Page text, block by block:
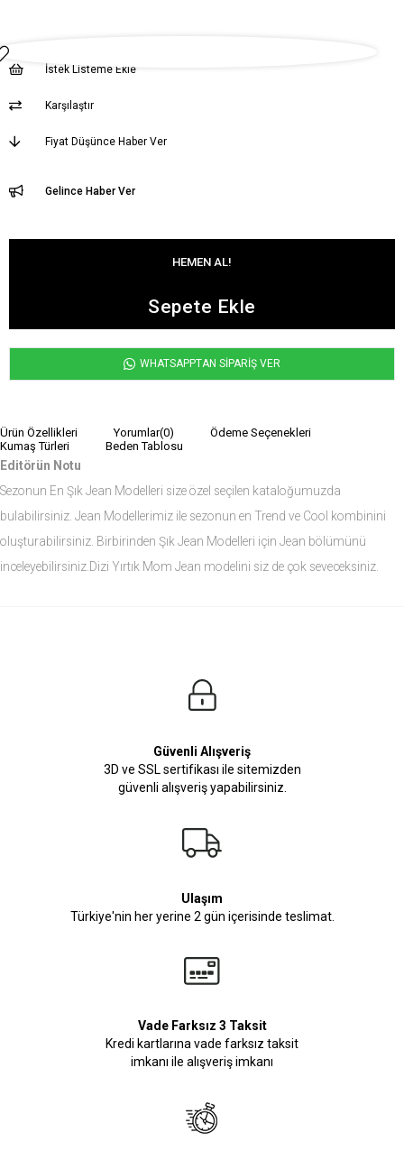
İstek Listeme Ekle
Karşılaştır
Fiyat Düşünce Haber Ver
Gelince Haber Ver
WHATSAPPTAN SİPARİŞ VER
Ürün Özellikleri Yorumlar(0)
Ödeme Seçenekleri
Kumaş Türleri
Beden Tablosu
Editörün Notu
Sezonun En Şık Jean Modelleri size özel seçilen kataloğumuzda
bulabilirsiniz. Jean Modellerimiz ile sezonun en Trend ve Cool kombinini
oluşturabilirsiniz. Birbirinden Şık Jean Modelleri için Jean bölümünü
inceleyebilirsiniz.Dizi Yırtık Mom Jean modelini siz de çok seveceksiniz.
Manken Bedenleri Üst Grup M, Alt Grup 33 Beden ( Medium )
Güvenli Alışveriş
3D ve SSL sertifikası ile sitemizden
güvenli alışveriş yapabilirsiniz.
Ulaşım
Türkiye'nin her yerine 2 gün içerisinde teslimat.
Vade Farksız 3 Taksit
Kredi kartlarına vade farksız taksit
imkanı ile alışveriş imkanı